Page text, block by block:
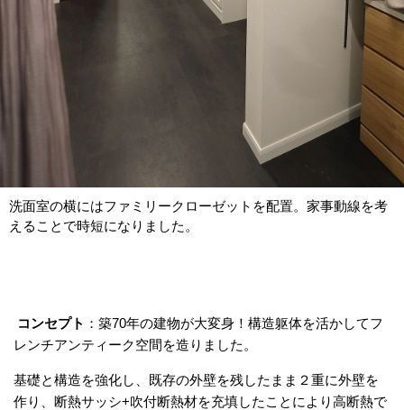
洗面室の横にはファミリークローゼットを配置。家事動線を考
えることで時短になりました。
コンセプト ：築70年の建物が大変身！構造躯体を活かしてフ
レンチアンティーク空間を造りました。
基礎と構造を強化し、既存の外壁を残したまま２重に外壁を
作り、断熱サッシ+吹付断熱材を充填したことにより高断熱で